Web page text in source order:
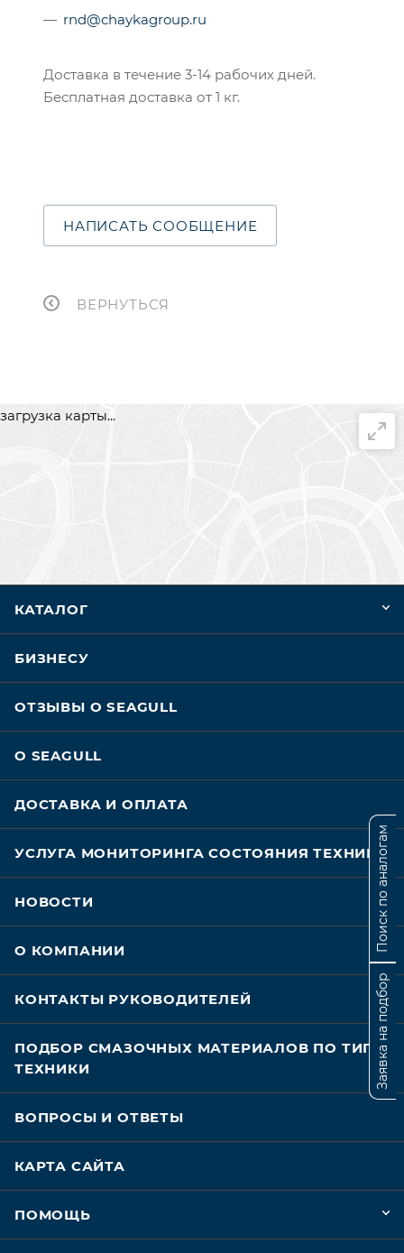
rnd@chaykagroup.ru
Доставка в течение 3-14 рабочих дней.
Бесплатная доставка от 1 кг.
НАПИСАТЬ СООБЩЕНИЕ
ВЕРНУТЬСЯ
загрузка карты...
КАТАЛОГ
БИЗНЕСУ
ОТЗЫВЫ О SEAGULL
О SEAGULL
ДОСТАВКА И ОПЛАТА
УСЛУГА МОНИТОРИНГА СОСТОЯНИЯ ТЕХНИКИ
НОВОСТИ
О КОМПАНИИ
КОНТАКТЫ РУКОВОДИТЕЛЕЙ
ПОДБОР СМАЗОЧНЫХ МАТЕРИАЛОВ ПО ТИПУ
ТЕХНИКИ
ВОПРОСЫ И ОТВЕТЫ
КАРТА САЙТА
ПОМОЩЬ
Заявка на подбор
Поиск по аналогам